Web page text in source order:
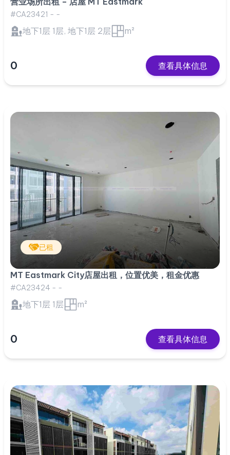
#CA23421 - -
地下1层 1层, 地下1层 2层 m²
0 查看具体信息
已租
MT Eastmark City店屋出租，位置优美，租金优惠
#CA23424 - -
地下1层 1层 m²
0 查看具体信息